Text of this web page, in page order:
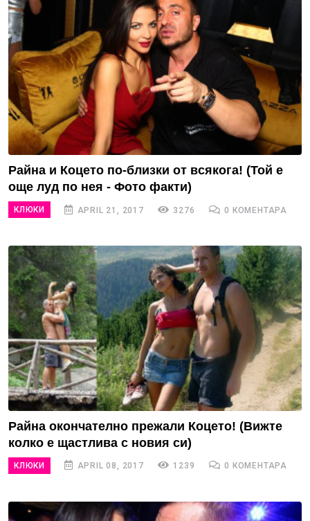
Райна и Коцето по-близки от всякога! (Той е
още луд по нея - Фото факти)
КЛЮКИ APRIL 21, 2017 3276 0 КОМЕНТАРА
Райна окончателно прежали Коцето! (Вижте
колко е щастлива с новия си)
КЛЮКИ APRIL 08, 2017 1239 0 КОМЕНТАРА